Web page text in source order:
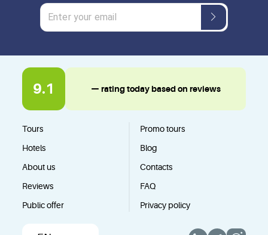
9.1 — rating today based on reviews
Tours
Promo tours
Hotels
Blog
About us
Contacts
Reviews
FAQ
Public offer
Privacy policy